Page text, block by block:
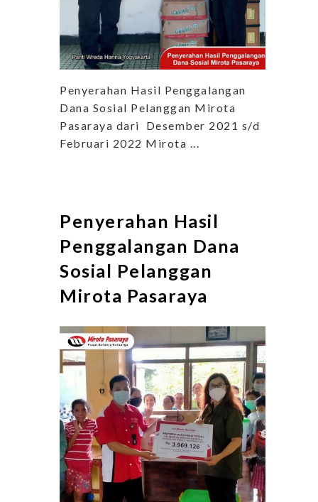
Penyerahan Hasil Penggalangan
Dana Sosial Pelanggan Mirota
Pasaraya dari Desember 2021 s/d
Februari 2022 Mirota ...
Penyerahan Hasil
Penggalangan Dana
Sosial Pelanggan
Mirota Pasaraya